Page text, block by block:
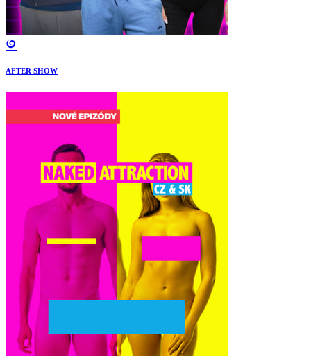
AFTER SHOW